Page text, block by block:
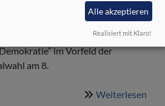
Feier von der Evangelisch-
in Zusammenarbeit mit
war die Kampagne „Unser
im Vorfeld der
am 8.
Weiterlesen
Alle akzeptieren
Realisiert mit Klaro!